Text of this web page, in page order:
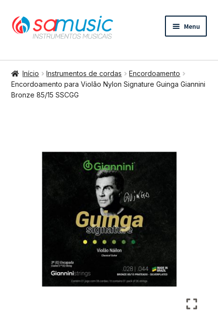
Pular
para
Pular
para
conteúdo
Menu
Instrumentos de cordas
Bateria e percussão
Início Instrumentos de cordas
Encordoamento
Encordoamento para Violão Nylon Signature Guinga Giannini
Bronze 85/15 SSCGG